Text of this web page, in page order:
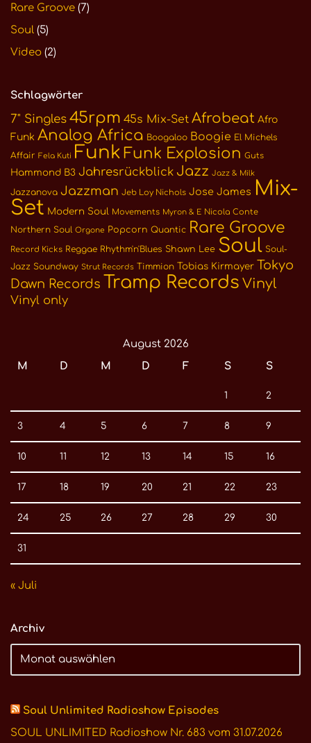
Rare Groove (7)
Soul (5)
Video (2)
Schlagwörter
7" Singles 45rpm 45s Mix-Set Afrobeat Afro
Funk Analog Africa Boogaloo Boogie El Michels
Affair Fela Kuti Funk Funk Explosion Guts
Hammond B3 Jahresrückblick Jazz Jazz & Milk
Jazzanova Jazzman Jeb Loy Nichols Jose James Mix-
Set Modern Soul Movements Myron & E Nicola Conte
Northern Soul Orgone Popcorn Quantic Rare Groove
Record Kicks Reggae Rhythm'n'Blues Shawn Lee Soul Soul-
Jazz Soundway Strut Records Timmion Tobias Kirmayer Tokyo
Dawn Records Tramp Records Vinyl
Vinyl only
August 2026
M
D M D F S S
1 2
3 4 5 6 7 8 9
10 11 12 13 14 15 16
17 18 19 20 21 22 23
24 25 26 27 28 29 30
31
« Juli
Archiv
Soul Unlimited Radioshow Episodes
SOUL UNLIMITED Radioshow Nr. 683 vom 31.07.2026